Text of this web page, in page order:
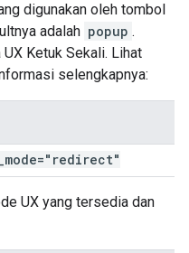
digunakan oleh tombol
adalah popup .
Ketuk Sekali. Lihat
selengkapnya:
mode="redirect"
UX yang tersedia dan